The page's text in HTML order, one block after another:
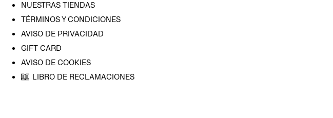
NUESTRAS TIENDAS
TÉRMINOS Y CONDICIONES
AVISO DE PRIVACIDAD
GIFT CARD
AVISO DE COOKIES
LIBRO DE RECLAMACIONES